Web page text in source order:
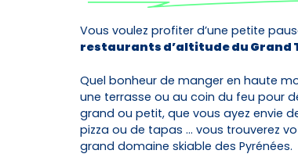
Vous voulez profiter d’une petite
restaurants d’altitude du Grand
Quel bonheur de manger en haute
une terrasse ou au coin du feu pour
grand ou petit, que vous ayez envie
pizza ou de tapas … vous trouverez
grand domaine skiable des Pyrénées.